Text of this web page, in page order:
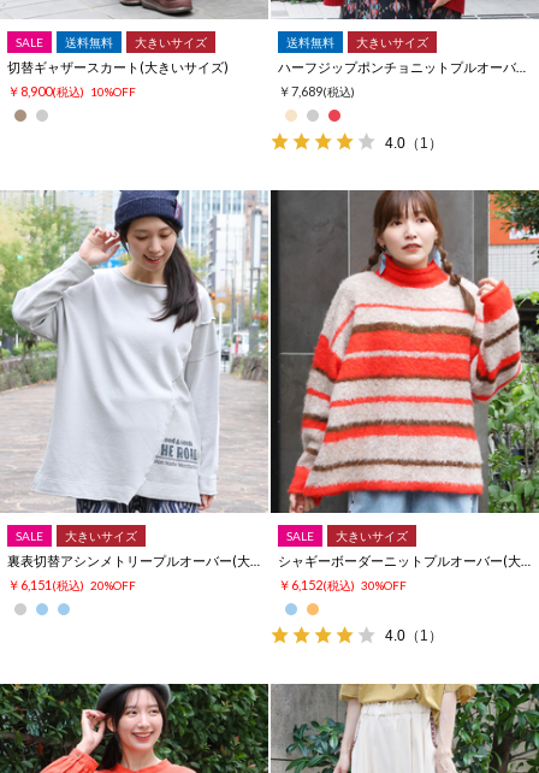
SALE 送料無料 大きいサイズ
切替ギャザースカート(大きいサイズ)
￥8,900(税込) 10%OFF
送料無料 大きいサイズ
￥7,689(税込)
4.0 （1）
SALE 大きいサイズ
￥6,151 (税込) 20%OFF
SALE 大きいサイズ
￥6,152(税込) 30%OFF
4.0 （1）